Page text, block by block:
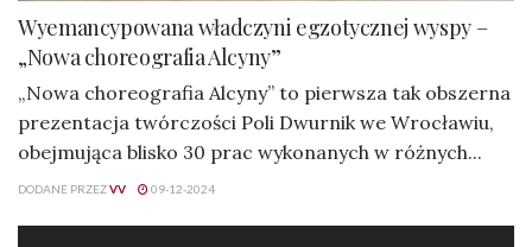
Wyemancypowana władczyni egzotycznej wyspy –
„Nowa choreografia Alcyny”
„Nowa choreografia Alcyny” to pierwsza tak obszerna
prezentacja twórczości Poli Dwurnik we Wrocławiu,
obejmująca blisko 30 prac wykonanych w różnych...
DODANE PRZEZVV 09-12-2024